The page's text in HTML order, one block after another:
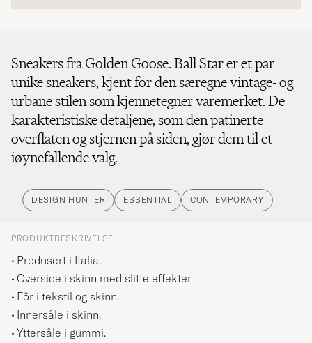
Sneakers fra Golden Goose. Ball Star er et par
unike sneakers, kjent for den særegne vintage- og
urbane stilen som kjennetegner varemerket. De
karakteristiske detaljene, som den patinerte
overflaten og stjernen på siden, gjør dem til et
iøynefallende valg.
DESIGN HUNTER ESSENTIAL CONTEMPORARY
PRODUKTBESKRIVELSE
Produsert i Italia.
Overside i skinn med slitte effekter.
Fôr i tekstil og skinn.
Innersåle i skinn.
Yttersåle i gummi.